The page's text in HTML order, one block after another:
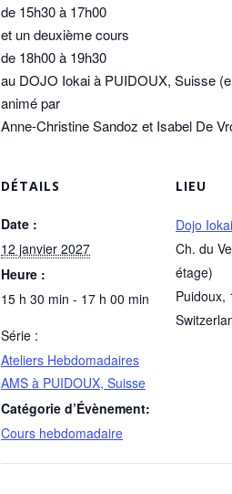
de 15h30 à 17h00
et un deuxième cours
de 18h00 à 19h30
au DOJO Iokai à PUIDOUX, Suisse
animé par
Anne-Christine Sandoz et Isabel De
DÉTAILS
Date :
12 janvier 2027
Heure :
15 h 30 min - 17 h 00 min
Série :
Ateliers Hebdomadaires
AMS à PUIDOUX, Suisse
Catégorie d’Évènement:
Cours hebdomadaire
LIEU
Dojo Iokai
Ch. du
étage)
Puidoux,